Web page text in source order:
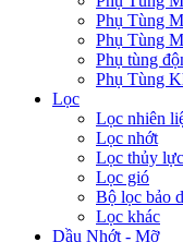
Phụ Tùng
Phụ Tùng
Phụ tùng
Phụ Tùng
Lọc
Lọc nhiên
Lọc nhớt
Lọc thủy lực
Lọc gió
Bộ lọc bảo
Lọc khác
Dầu Nhớt - Mỡ